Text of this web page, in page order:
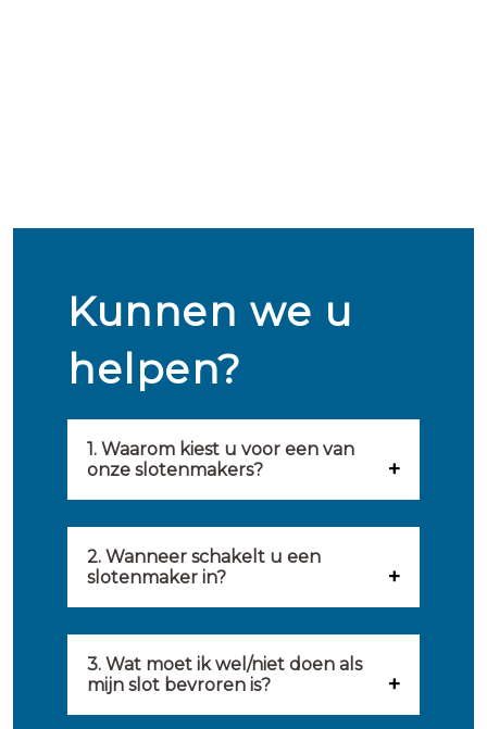
Kunnen we u
helpen?
1. Waarom kiest u voor een van
onze slotenmakers?
geselecteerd op kwaliteit,
partij om u van dienst te zijn.
2. Wanneer schakelt u een
slotenmaker in?
slotenmaker inschakelen
wanneer: u uzelf heeft
3. Wat moet ik wel/niet doen als
mijn slot bevroren is?